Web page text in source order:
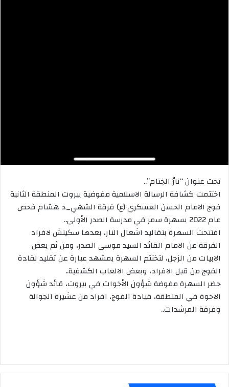
تحت عنوان “نارُ الخِتام”..
اختتمت كشافة الرسالة الاسلامية مفوضية بيروت المنطقة الثانية
فوج الامام الحسن العسكري (ع) فرقة الشهي_د هشام فحص
عام 2022 بسهرة سمر في مدرسة الصدر الأولى..
افتتحت السهرة بتقاليد اشعال النار، بعدها سكيتش لافراد
الفرقة عن الامام القائد السيد موسى الصدر، ومن ثم بعض
الابيات من الزجل، لتختتم السهرة بمشهد عبارة عن تقليد لقادة
الفوج من قبل الافراد، وبعض الالعاب الكشفية..
حضر السهرة مفوضة شؤون الأخوات في بيروت، قائد شؤون
الاخوة في المنطقة، قيادة الفوج، افراد من عشيرة الجوالة
وفرقة المرشدات..